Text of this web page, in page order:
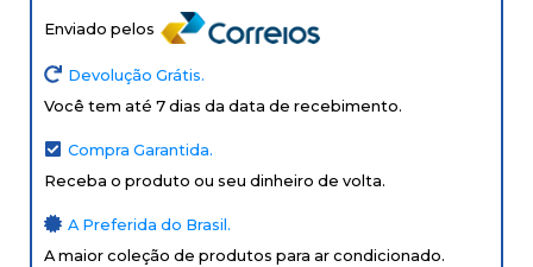
Enviado pelos
Devolução Grátis.
Você tem até 7 dias da data de recebimento.
Compra Garantida.
Receba o produto ou seu dinheiro de volta.
A Preferida do Brasil.
A maior coleção de produtos para ar condicionado.